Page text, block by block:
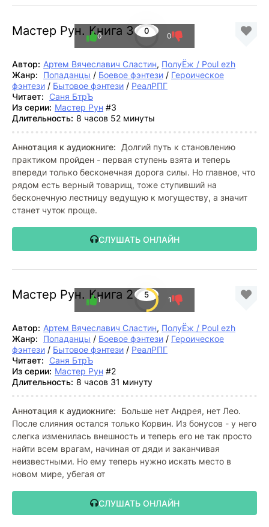
Мастер Рун. Книга 3 0
0 0
Автор: Артем Вячеславич Сластин, ПолуЁж / Poul ezh
Жанр:
Попаданцы / Боевое фэнтези / Героическое
фэнтези / Бытовое фэнтези / РеалРПГ
Читает: Саня БтрЪ
Из серии: Мастер Рун #3
Длительность: 8 часов 52 минуты
Аннотация к аудиокниге:
Долгий путь к становлению
практиком пройден - первая ступень взята и теперь
впереди только бесконечная дорога силы. Но главное, что
рядом есть верный товарищ, тоже ступивший на
бесконечную лестницу ведущую к могуществу, а значит
станет чуток проще.
СЛУШАТЬ ОНЛАЙН
Мастер Рун. Книга 2 5
1 1
Автор: Артем Вячеславич Сластин, ПолуЁж / Poul ezh
Жанр:
Попаданцы / Боевое фэнтези / Героическое
фэнтези / Бытовое фэнтези / РеалРПГ
Читает: Саня БтрЪ
Из серии: Мастер Рун #2
Длительность: 8 часов 31 минуту
Аннотация к аудиокниге:
Больше нет Андрея, нет Лео.
После слияния остался только Корвин. Из бонусов - у него
слегка изменилась внешность и теперь его не так просто
найти всем врагам, начиная от дяди и заканчивая
неизвестными. Но ему теперь нужно искать место в
новом мире, убегая от
СЛУШАТЬ ОНЛАЙН